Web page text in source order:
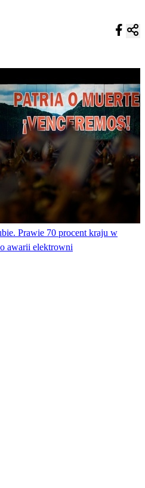
Prawie 70 procent kraju w
awarii elektrowni